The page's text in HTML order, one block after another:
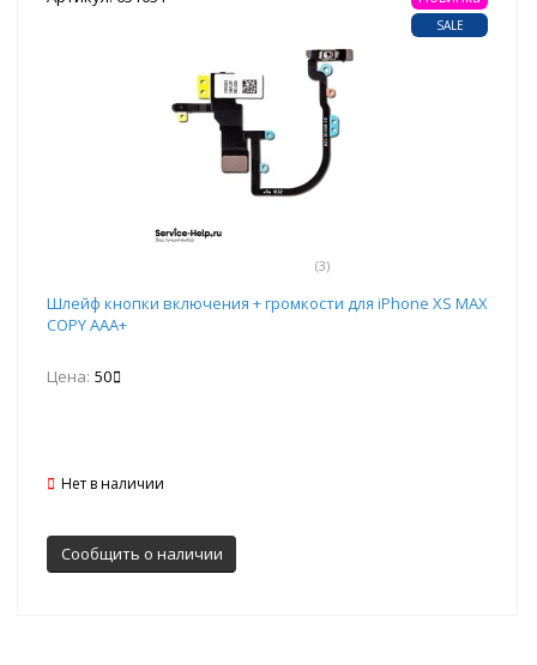
(3)
SALE
Шлейф кнопки включения + громкости для iPhone XS MAX
COPY AAA+
Цена: 50
Нет в наличии
Сообщить о наличии